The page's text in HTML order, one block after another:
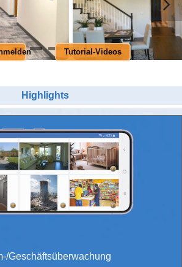
Tutorial-Videos
Highlights
Geschäftsüberwachung